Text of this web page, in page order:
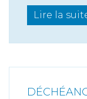
Lire la